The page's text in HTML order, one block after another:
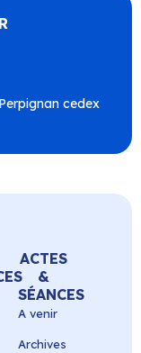
cedex
ACTES
&
SÉANCES
A venir
Archives